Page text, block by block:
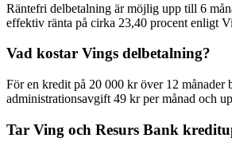
Räntefri delbetalning är möjlig upp till 6
effektiv ränta på cirka 23,40 procent enligt
Vad kostar Vings delbetalning?
För en kredit på 20 000 kr över 12
administrationsavgift 49 kr per månad och
Tar Ving och Resurs Bank